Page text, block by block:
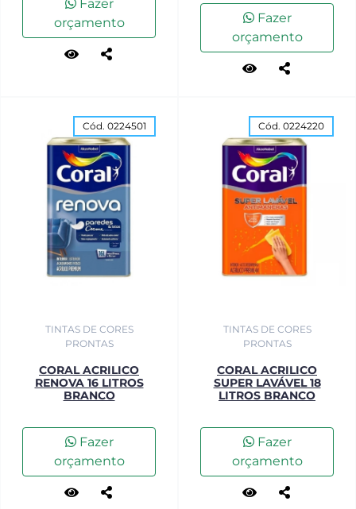
Fazer
orçamento
Fazer
orçamento
Cód. 0224501
TINTAS DE CORES
PRONTAS
CORAL ACRILICO
RENOVA 16 LITROS
BRANCO
Fazer
orçamento
Cód. 0224220
TINTAS DE CORES
PRONTAS
CORAL ACRILICO
SUPER LAVÁVEL 18
LITROS BRANCO
Fazer
orçamento